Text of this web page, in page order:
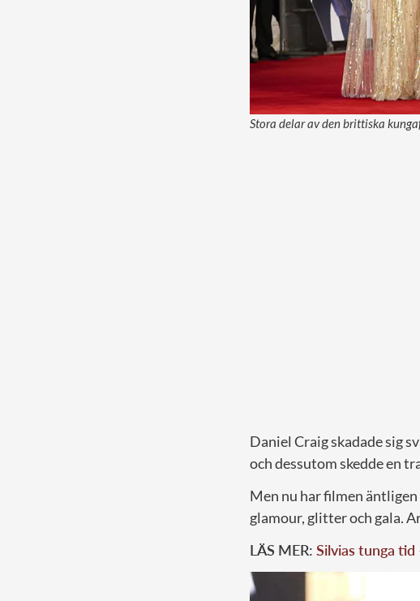
Stora delar av den brittiska
Daniel Craig skadade sig
och dessutom skedde en
Men nu har filmen
glamour, glitter och gala.
LÄS MER: Silvias tunga